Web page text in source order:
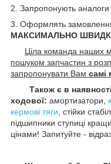
2. Запропонують
3. Оформлять
МАКСИМАЛЬНО
Ціла команда наших
пошуком запчастин з
запропонувати Вам самі
Також є в
ходової: амортизатори,
кермові тяги , стійки
підшипники ступиці
цінами! Запитуйте -